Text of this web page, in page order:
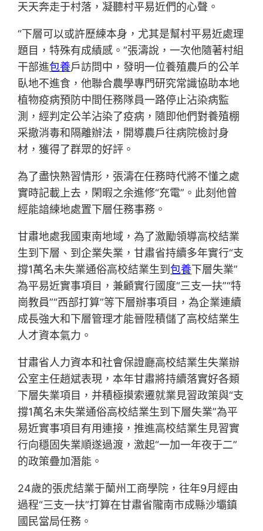
天天奔走于村落，凝聽村平易近們的心聲。
“下層可以或許歷練本身，尤其是幫村平易近處理
題目，特殊有成績感。”張濤說，一次他隨著村組
干部進包養戶訪問中，發明一位養殖農戶的公羊
臥地不進食，他聯合農學專門研究常識協助本地
植物疫病預防中間任務隊員一路停止沾染病監
測，經判定公羊沾染了疫病，隨即他們對養殖棚
采撤消毒和隔離辦法，開導農戶往病院檢討身
材，獲得了群眾的好評。
為了盡快熟習情形，張濤在任務時代將不懂之處
實時記載上去，閑暇之余進修“充電”。此刻他曾
經能諳練地處置下層任務事務。
甘肅地處我國東南地域，為了激勵領導高校結業
生到下層、到企業失業，甘肅省持續多年實行“支
撐1萬名未失業通俗高校結業生到包養下層失業”
為平易近實事項目，兼顧實行國度“三支一扶”“特
崗教員”“西部打算”等下層辦事項目，為企業連續
成長強大和下層管理才能晉陞積儲了高校結業生
人才資本氣力。
甘肅省人力資本和社會保證廳高校結業生失業辦
公室主任趙斌表現，本年甘肅將持續落實好各類
下層失業項目，并積極摸索遷就業見習政策與“支
撐1萬名未失業通俗高校結業生到下層失業”為平
易近實事項目有用連接，推進高校結業生見習實
行向穩固失業順遂過渡，激起“一加一年夜于二”
的政策疊加潛能。
24歲的張虎結業于蘭州工商學院，往年9月經由
過程“三支一扶”打算在甘肅省隴南市成縣沙壩鎮
國民當局任務。